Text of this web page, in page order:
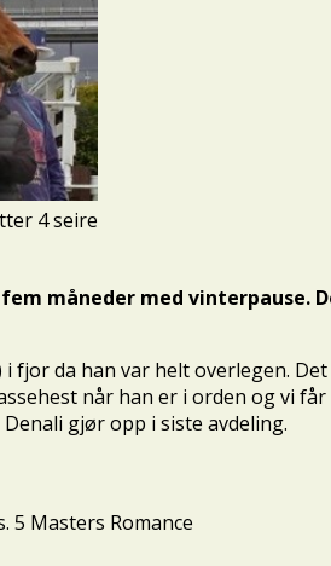
4 seire
måneder med vinterpause.
fjor da han var helt overlegen.
når han er i orden og vi får
gjør opp i siste avdeling.
5 Masters Romance